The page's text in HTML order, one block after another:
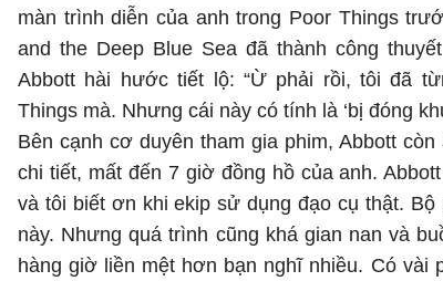
màn trình diễn của anh trong Poor Things
and the Deep Blue Sea đã thành công
Abbott hài hước tiết lộ: “Ừ phải rồi, tôi đã
Things mà. Nhưng cái này có tính là ‘bị đóng
Bên cạnh cơ duyên tham gia phim, Abbott
chi tiết, mất đến 7 giờ đồng hồ của anh.
và tôi biết ơn khi ekip sử dụng đạo cụ thật.
này. Nhưng quá trình cũng khá gian nan và
hàng giờ liền mệt hơn bạn nghĩ nhiều. Có vài